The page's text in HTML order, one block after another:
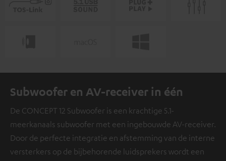
Subwoofer en AV-receiver in één
De CONCEPT 12 Subwoofer is een krachtige 5.1-
meerkanaals subwoofer met een ingebouwde AV-receiver.
Door de perfecte integratie en afstemming van de interne
versterkers op de bijbehorende luidsprekers wordt een